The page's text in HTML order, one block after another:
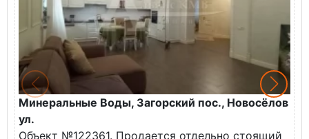
Минеральные Воды, Загорский пос., Новосёлов
ул.
Объект №122361. Продается отдельно стоящий